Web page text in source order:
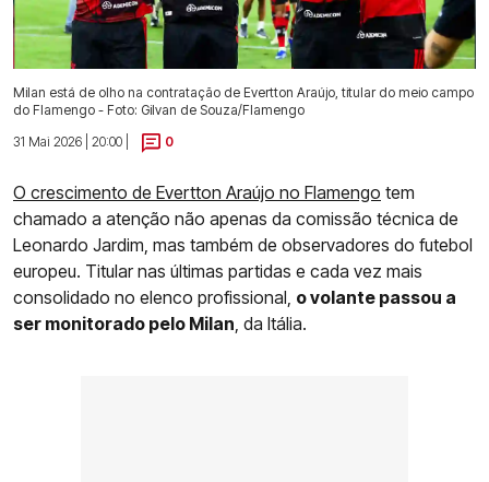
Milan está de olho na contratação de Evertton Araújo, titular do meio campo
do Flamengo - Foto: Gilvan de Souza/Flamengo
31 Mai 2026 | 20:00 |
0
O crescimento de Evertton Araújo no Flamengo tem
chamado a atenção não apenas da comissão técnica de
Leonardo Jardim, mas também de observadores do futebol
europeu. Titular nas últimas partidas e cada vez mais
consolidado no elenco profissional, o volante passou a
ser monitorado pelo Milan, da Itália.